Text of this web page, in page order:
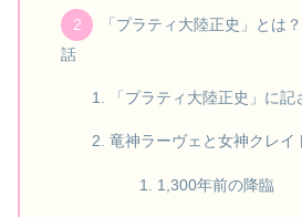
「プラティ大陸正史」とは
話
「プラティ大陸正史」に
竜神ラーヴェと女神クレイ
1,300年前の降臨